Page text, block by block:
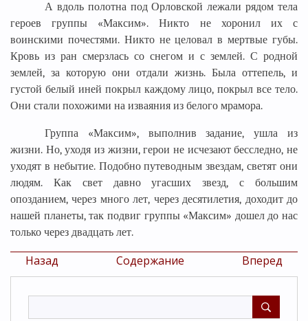
А вдоль полотна под Орловской лежали рядом тела
героев группы «Максим». Никто не хоронил их с
воинскими почестями. Никто не целовал в мертвые губы.
Кровь из ран смерзлась со снегом и с землей. С родной
землей, за которую они отдали жизнь. Была оттепель, и
густой белый иней покрыл каждому лицо, покрыл все тело.
Они стали похожими на изваяния из белого мрамора.
Группа «Максим», выполнив задание, ушла из
жизни. Но, уходя из жизни, герои не исчезают бесследно, не
уходят в небытие. Подобно путеводным звездам, светят они
людям. Как свет давно угасших звезд, с большим
опозданием, через много лет, через десятилетия, доходит до
нашей планеты, так подвиг группы «Максим» дошел до нас
только через двадцать лет.
Назад Содержание Вперед